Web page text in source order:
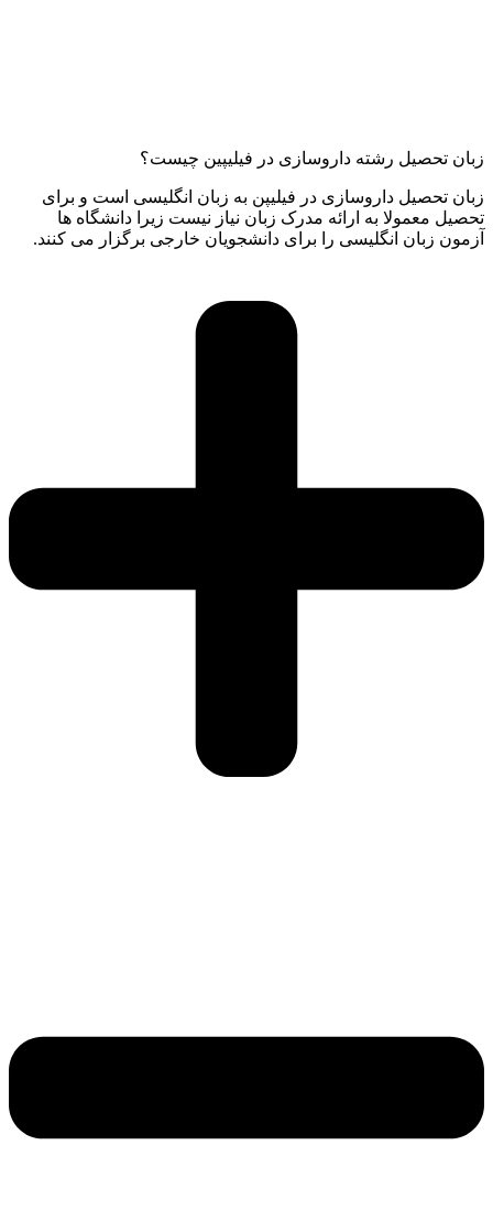
زبان تحصیل رشته داروسازی در فیلیپین چیست؟
زبان تحصیل داروسازی در فیلیپن به زبان انگلیسی است و برای
تحصیل معمولا به ارائه مدرک زبان نیاز نیست زیرا دانشگاه ها
آزمون زبان انگلیسی را برای دانشجویان خارجی برگزار می کنند.